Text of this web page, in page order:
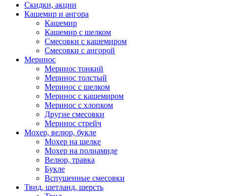
Скидки, акции
Кашемир и ангора
Кашемир
Кашемир с шелком
Смесовки с кашемиром
Смесовки с ангорой
Меринос
Меринос тонкий
Меринос толстый
Меринос с шелком
Меринос с кашемиром
Меринос с хлопком
Другие смесовки
Меринос стрейч
Мохер, велюр, букле
Мохер на шелке
Мохер на полиамиде
Велюр, травка
Букле
Вспушенные смесовки
Твид, шетланд, шерсть